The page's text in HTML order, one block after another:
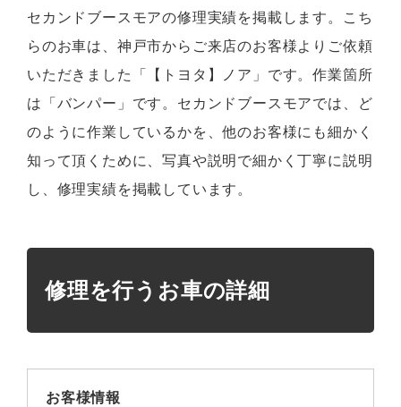
セカンドブースモアの修理実績を掲載します。こち
らのお車は、神戸市からご来店のお客様よりご依頼
いただきました「【トヨタ】ノア」です。作業箇所
は「バンパー」です。セカンドブースモアでは、ど
のように作業しているかを、他のお客様にも細かく
知って頂くために、写真や説明で細かく丁寧に説明
し、修理実績を掲載しています。
修理を行うお車の詳細
お客様情報